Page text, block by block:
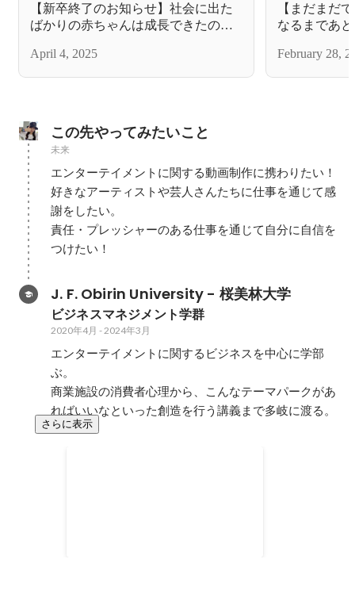
【新卒終了のお知らせ】社会に出た
ばかりの赤ちゃんは成長できたのか?
April 4, 2025
【まだまだ
なるまであ
February 28,
この先やってみたいこと
未来
エンターテイメントに関する動画制作に携わりたい！
好きなアーティストや芸人さんたちに仕事を通じて感
謝をしたい。
責任・プレッシャーのある仕事を通じて自分に自信を
つけたい！
J. F. Obirin University - 桜美林大学
ビジネスマネジメント学群
2020年4月 - 2024年3月
エンターテイメントに関するビジネスを中心に学部
ぶ。
商業施設の消費者心理から、こんなテーマパークがあ
ればいいなといった創造を行う講義まで多岐に渡る。
さらに表示